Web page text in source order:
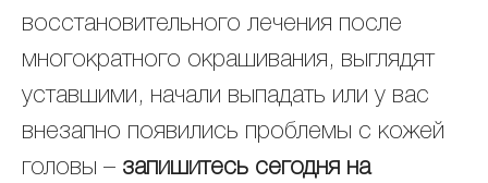
восстановительного лечения после
многократного окрашивания, выглядят
уставшими, начали выпадать или у вас
внезапно появились проблемы с кожей
головы – запишитесь сегодня на